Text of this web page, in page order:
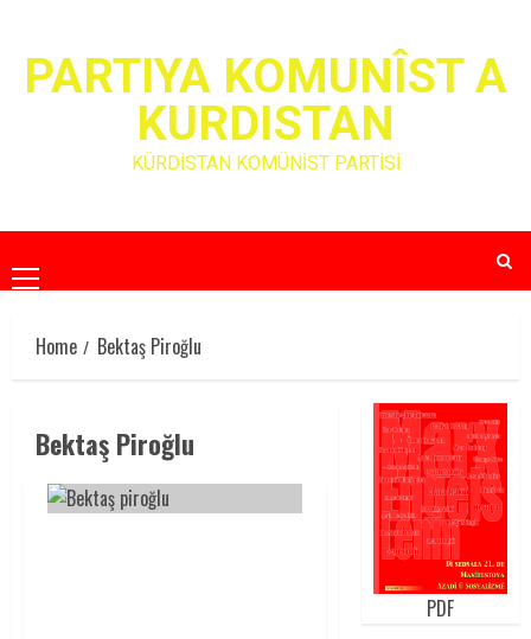
contentPARTIYA KOMUNÎST A
KURDISTAN
KÜRDİSTAN KOMÜNİST PARTİSİ
Primary
Menu
Home
Bektaş Piroğlu
Bektaş Piroğlu
PDF